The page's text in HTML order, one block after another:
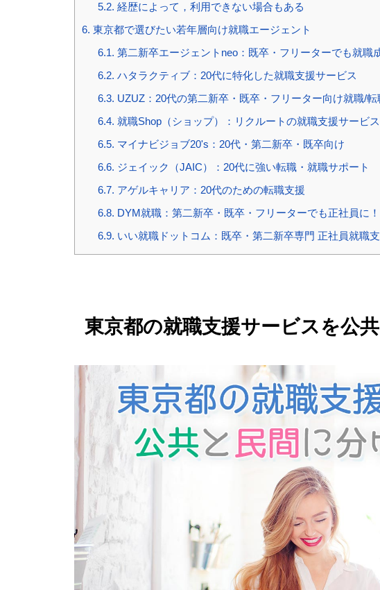
5.2. 経歴によって，利用できない場合もある
6. 東京都で選びたい若年層向け就職エージェント
6.1. 第二新卒エージェントneo：既卒・フリーターでも就職
6.2. ハタラクティブ：20代に特化した就職支援サービス
6.3. UZUZ：20代の第二新卒・既卒・フリーター向け就職/転
6.4. 就職Shop（ショップ）：リクルートの就職支援サービス
6.5. マイナビジョブ20's：20代・第二新卒・既卒向け
6.6. ジェイック（JAIC）：20代に強い転職・就職サポート
6.7. アゲルキャリア：20代のための転職支援
6.8. DYM就職：第二新卒・既卒・フリーターでも正社員に！
6.9. いい就職ドットコム：既卒・第二新卒専門 正社員就職
東京都の就職支援サービスを公